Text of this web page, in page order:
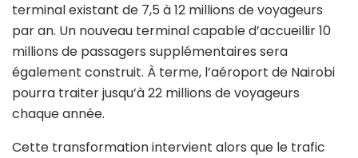
terminal existant de 7,5 à 12 millions de voyageurs
par an. Un nouveau terminal capable d’accueillir 10
millions de passagers supplémentaires sera
également construit. À terme, l’aéroport de Nairobi
pourra traiter jusqu’à 22 millions de voyageurs
chaque année.
Cette transformation intervient alors que le trafic